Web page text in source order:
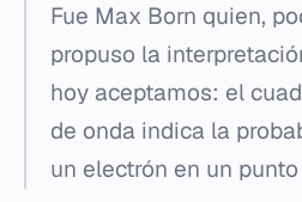
Fue Max Born quien,
propuso la
hoy aceptamos: el
de onda indica la
un electrón en un